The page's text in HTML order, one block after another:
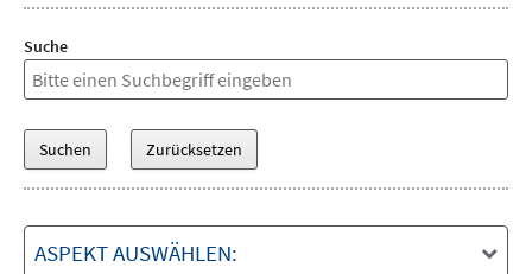
Suche
ASPEKT AUSWÄHLEN: